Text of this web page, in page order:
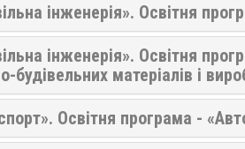
інженерія». Освітня
інженерія». Освітня
матеріалів і
Освітня програма -